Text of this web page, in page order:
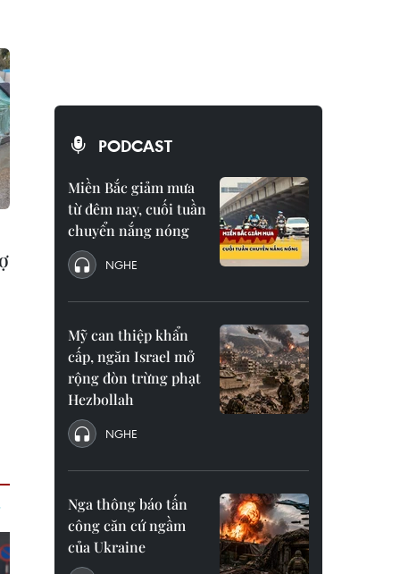
PODCAST
Miền Bắc giảm mưa
từ đêm nay, cuối tuần
chuyển nắng nóng
NGHE
Mỹ can thiệp khẩn
cấp, ngăn Israel mở
rộng đòn trừng phạt
Hezbollah
NGHE
Nga thông báo tấn
công căn cứ ngầm
của Ukraine